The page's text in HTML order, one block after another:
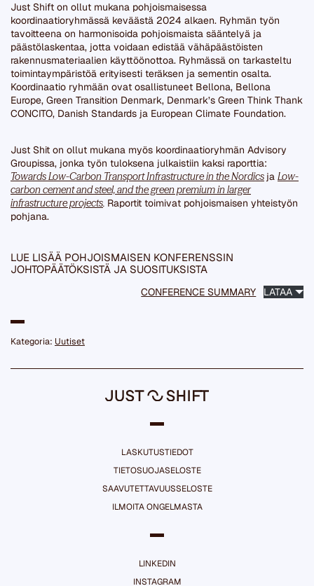
Just Shift on ollut mukana pohjoismaisessa
koordinaatioryhmässä keväästä 2024 alkaen. Ryhmän työn
tavoitteena on harmonisoida pohjoismaista sääntelyä ja
päästölaskentaa, jotta voidaan edistää vähäpäästöisten
rakennusmateriaalien käyttöönottoa. Ryhmässä on tarkasteltu
toimintaympäristöä erityisesti teräksen ja sementin osalta.
Koordinaatio ryhmään ovat osallistuneet Bellona, Bellona
Europe, Green Transition Denmark, Denmark’s Green Think Thank
CONCITO, Danish Standards ja European Climate Foundation.
Just Shit on ollut mukana myös koordinaatioryhmän Advisory
Groupissa, jonka työn tuloksena julkaistiin kaksi raporttia:
Towards Low-Carbon Transport Infrastructure in the Nordics ja Low-
carbon cement and steel, and the green premium in larger
infrastructure projects. Raportit toimivat pohjoismaisen yhteistyön
pohjana.
LUE LISÄÄ POHJOISMAISEN KONFERENSSIN
JOHTOPÄÄTÖKSISTÄ JA SUOSITUKSISTA
CONFERENCE SUMMARY LATAA
Kategoria: Uutiset
LASKUTUSTIEDOT
TIETOSUOJASELOSTE
SAAVUTETTAVUUSSELOSTE
ILMOITA ONGELMASTA
LINKEDIN
INSTAGRAM